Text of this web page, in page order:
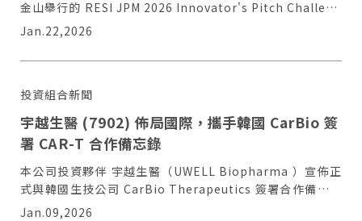
金山舉行的 RESI JPM 2026 Innovator's Pitch Challeng
中，從全球超過90家參與企業中脫穎而出，榮獲第二名殊
Jan.22,2026
投資組合新聞
宇越生醫 (7902) 佈局國際，攜手韓國 CarBio 簽
署 CAR-T 合作備忘錄
本公司投資夥伴 宇越生醫（UWELL Biopharma ）宣佈正
式與韓國生技公司 CarBio Therapeutics 簽署合作備忘錄
（MOU）。
Jan.09,2026
僅必需的